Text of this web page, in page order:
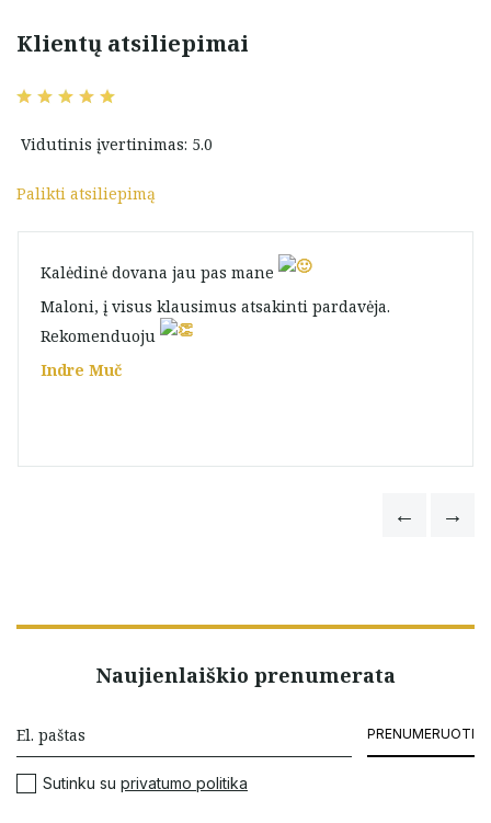
Klientų atsiliepimai
Vidutinis įvertinimas: 5.0
Palikti atsiliepimą
Kalėdinė dovana jau pas mane
Maloni, į visus klausimus atsakinti pardavėja.
Rekomenduoju
Indre Muč
Naujienlaiškio prenumerata
PRENUMERUOTI
Sutinku su privatumo politika